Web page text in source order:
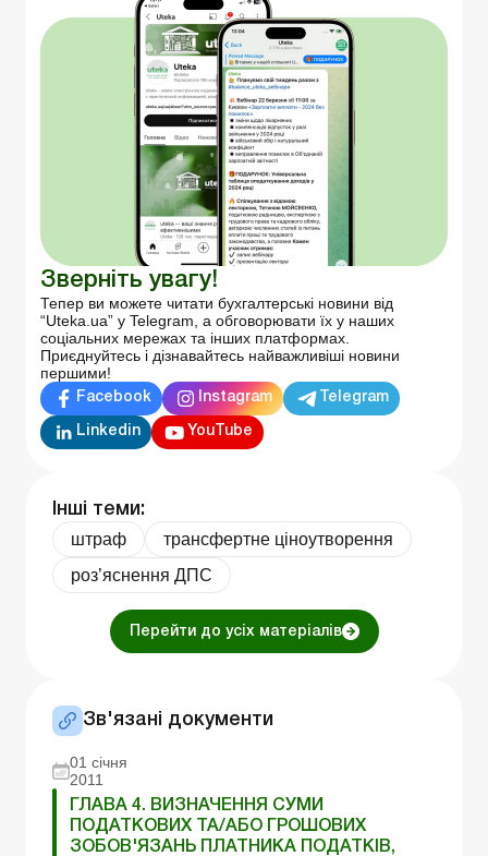
Зверніть увагу!
Тепер ви можете читати бухгалтерські новини від
“Uteka.ua” у Telegram, а обговорювати їх у наших
соціальних мережах та інших платформах.
Приєднуйтесь і дізнавайтесь найважливіші новини
першими!
Facebook Instagram Telegram
Linkedin YouTube
Інші теми:
штраф
трансфертне ціноутворення
роз’яснення ДПС
Перейти до усіх матеріалів
Зв'язані документи
01 січня
2011
ГЛАВА 4. ВИЗНАЧЕННЯ СУМИ
ПОДАТКОВИХ ТА/АБО ГРОШОВИХ
ЗОБОВ'ЯЗАНЬ ПЛАТНИКА ПОДАТКІВ,